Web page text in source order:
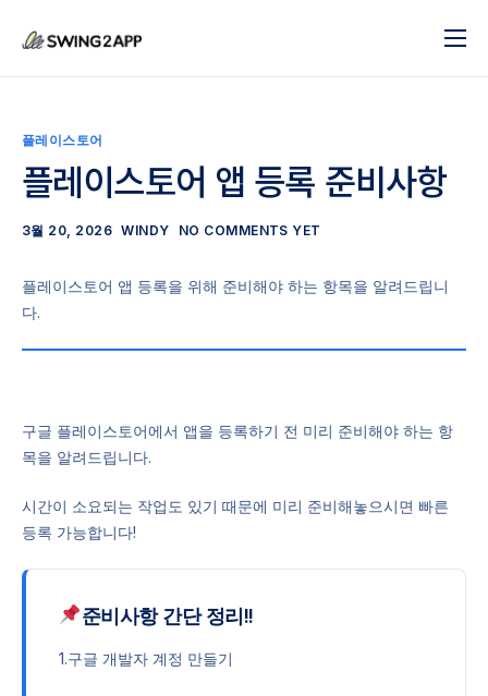
블로그
도움말
플레이스토어
플레이스토어 앱 등록 준비사항
3월 20, 2026 WINDY NO COMMENTS YET
플레이스토어 앱 등록을 위해 준비해야 하는 항목을 알려드립니
다.
구글 플레이스토어에서 앱을 등록하기 전 미리 준비해야 하는 항
목을 알려드립니다.
시간이 소요되는 작업도 있기 때문에 미리 준비해놓으시면 빠른
등록 가능합니다!
준비사항 간단 정리!!
1.구글 개발자 계정 만들기